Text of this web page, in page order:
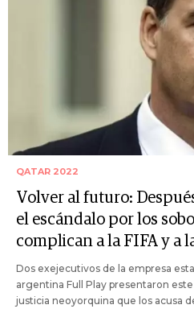
QATAR 2022
Volver al futuro:
el escándalo por los
complican a la FIFA y a
Dos exejecutivos de la empresa
argentina Full Play presentaron
justicia neoyorquina que los acusa